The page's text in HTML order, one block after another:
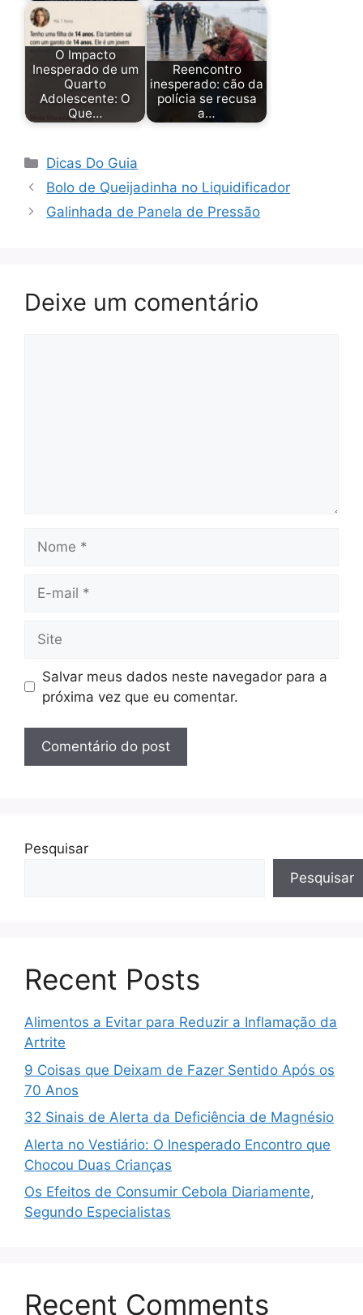
O Impacto
Inesperado de um
Quarto
Adolescente: O
Que…
Reencontro
inesperado: cão da
polícia se recusa
a…
Categorias
Dicas Do Guia
Bolo de Queijadinha no Liquidificador
Galinhada de Panela de Pressão
Deixe um comentário
mail
Salvar meus dados neste navegador para a
próxima vez que eu comentar.
Pesquisar
Pesquisar
Recent Posts
Alimentos a Evitar para Reduzir a Inflamação da
Artrite
9 Coisas que Deixam de Fazer Sentido Após os
70 Anos
32 Sinais de Alerta da Deficiência de Magnésio
Alerta no Vestiário: O Inesperado Encontro que
Chocou Duas Crianças
Os Efeitos de Consumir Cebola Diariamente,
Segundo Especialistas
Recent Comments